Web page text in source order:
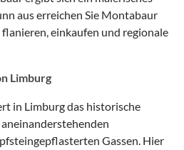
aus erreichen Sie Montabaur
einkaufen und regionale
Limburg
in Limburg das historische
Gassen. Hier